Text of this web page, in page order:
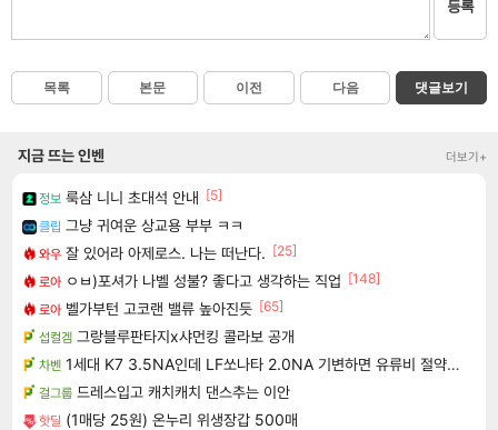
등록
목록 본문 이전 다음 댓글보기
지금 뜨는 인벤 더보기+
정보 룩삼 니니 초대석 안내 [5]
클립 그냥 귀여운 상교용 부부 ㅋㅋ
와우 잘 있어라 아제로스. 나는 떠난다. [25]
로아 ㅇㅂ)포셔가 나벨 성불? 좋다고 생각하는 직업 [148]
로아 벨가부턴 고코랜 밸류 높아진듯 [65]
섭컬겜 그랑블루판타지x샤먼킹 콜라보 공개
차벤 1세대 K7 3.5NA인데 LF쏘나타 2.0NA 기변하면 유류비 절약이 얼마나 될까요..?
걸그룹 드레스입고 캐치캐치 댄스추는 이안
핫딜 (1매당 25원) 온누리 위생장갑 500매